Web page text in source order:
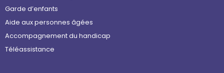
Garde d’enfants
Aide aux personnes âgées
Accompagnement du handicap
Téléassistance